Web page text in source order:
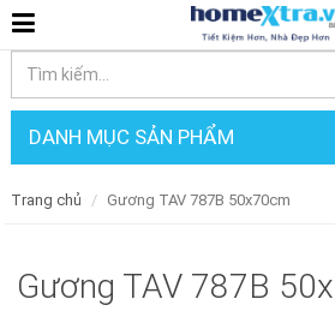
DANH MỤC SẢN PHẨM
Trang chủ Gương TAV 787B 50x70cm
Gương TAV 787B